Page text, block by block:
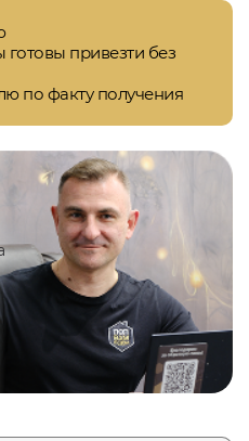
готовы привезти без
по факту получения